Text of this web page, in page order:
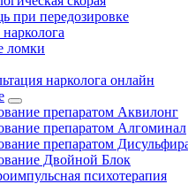
при передозировке
ломки
нарколога онлайн
препаратом Аквилонг
препаратом Алгоминал
препаратом
Двойной Блок
психотерапия